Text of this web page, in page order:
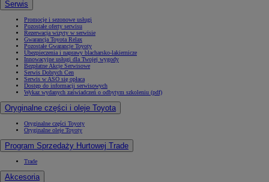
Serwis
Promocje i sezonowe usługi
Pozostałe oferty serwisu
Rezerwacja wizyty w serwisie
Gwarancja Toyota Relax
Pozostałe Gwarancje Toyoty
Ubezpieczenia i naprawy blacharsko-lakiernicze
Innowacyjne usługi dla Twojej wygody
Bezpłatne Akcje Serwisowe
Serwis Dobrych Cen
Serwis w ASO się opłaca
Dostęp do informacji serwisowych
Wykaz wydanych zaświadczeń o odbytym szkoleniu (pdf)
Oryginalne części i oleje Toyota
Oryginalne części Toyoty
Oryginalne oleje Toyoty
Program Sprzedaży Hurtowej Trade
Trade
Akcesoria